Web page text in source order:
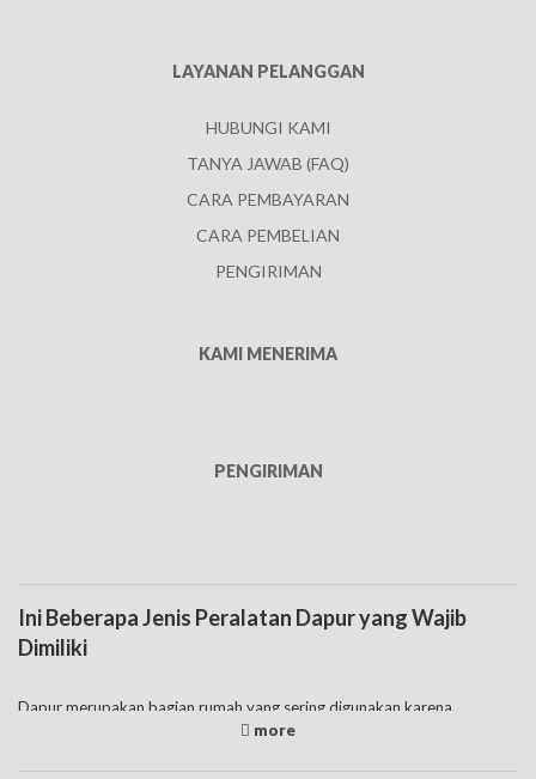
LAYANAN PELANGGAN
HUBUNGI KAMI
TANYA JAWAB (FAQ)
CARA PEMBAYARAN
CARA PEMBELIAN
PENGIRIMAN
KAMI MENERIMA
PENGIRIMAN
Ini Beberapa Jenis Peralatan Dapur yang Wajib
Dimiliki
Dapur merupakan bagian rumah yang sering digunakan karena
dimanfaatkan untuk menyiapkan makanan. Agar fungsi tersebut dapat